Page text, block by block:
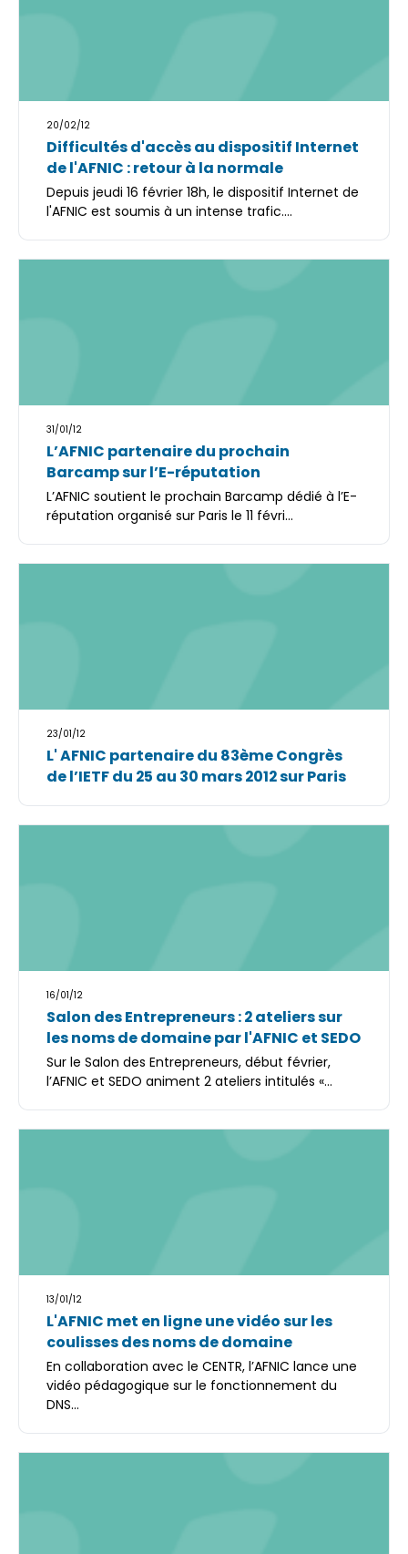
20/02/12
Difficultés d'accès au dispositif Internet
de l'AFNIC : retour à la normale
Depuis jeudi 16 février 18h, le dispositif Internet de
l'AFNIC est soumis à un intense trafic....
31/01/12
L’AFNIC partenaire du prochain
Barcamp sur l’E-réputation
L’AFNIC soutient le prochain Barcamp dédié à l’E-
réputation organisé sur Paris le 11 févri...
23/01/12
L' AFNIC partenaire du 83ème Congrès
de l’IETF du 25 au 30 mars 2012 sur Paris
16/01/12
Salon des Entrepreneurs : 2 ateliers sur
les noms de domaine par l'AFNIC et SEDO
Sur le Salon des Entrepreneurs, début février,
l’AFNIC et SEDO animent 2 ateliers intitulés «...
13/01/12
L'AFNIC met en ligne une vidéo sur les
coulisses des noms de domaine
En collaboration avec le CENTR, l’AFNIC lance une
vidéo pédagogique sur le fonctionnement du
DNS...